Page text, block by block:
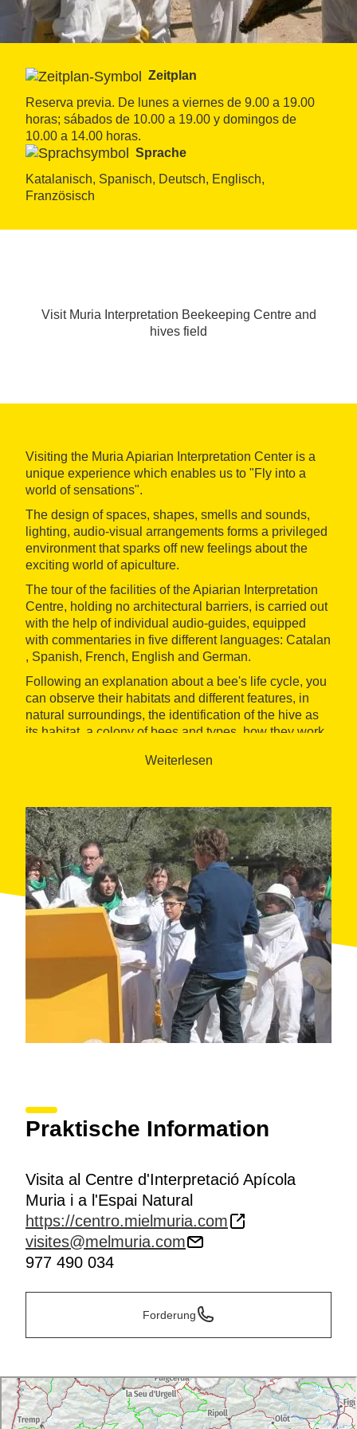
Zeitplan
Reserva previa. De lunes a viernes de 9.00 a 19.00
horas; sábados de 10.00 a 19.00 y domingos de
10.00 a 14.00 horas.
Sprache
Katalanisch, Spanisch, Deutsch, Englisch,
Französisch
Visit Muria Interpretation Beekeeping Centre and
hives field
Visiting the Muria Apiarian Interpretation Center is a
unique experience which enables us to "Fly into a
world of sensations".
The design of spaces, shapes, smells and sounds,
lighting, audio-visual arrangements forms a privileged
environment that sparks off new feelings about the
exciting world of apiculture.
The tour of the facilities of the Apiarian Interpretation
Centre, holding no architectural barriers, is carried out
with the help of individual audio-guides, equipped
with commentaries in five different languages: Catalan
, Spanish, French, English and German.
Following an explanation about a bee's life cycle, you
can observe their habitats and different features, in
natural surroundings, the identification of the hive as
its habitat, a colony of bees and types, how they work,
them wearing his beekeeper suit.
Meeting point for the visit: Muria Centre d'Interpretació
Apícola. Av. Catalunya, 23; El Perello (Terres de
l'Ebre).
The visit lasts 2 hours. The visits are at 10am and
17pm.
Closed: 01/01, 06/01, 17/01, Easter Monday, 01/05,
24/06, 15/08, 11/09, 12/10, 01/11, 25/12, 26/12.
Accessibility: Building without barriers for people with
disabilities.
Weiterlesen
Praktische Information
Visita al Centre d'Interpretació Apícola
Muria i a l'Espai Natural
https://centro.mielmuria.com
visites@melmuria.com
977 490 034
Forderung